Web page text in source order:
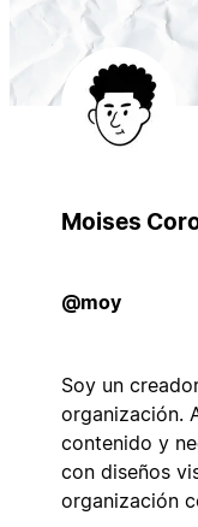
Moises
@moy
Soy un
organización.
contenido y
con diseños
organización